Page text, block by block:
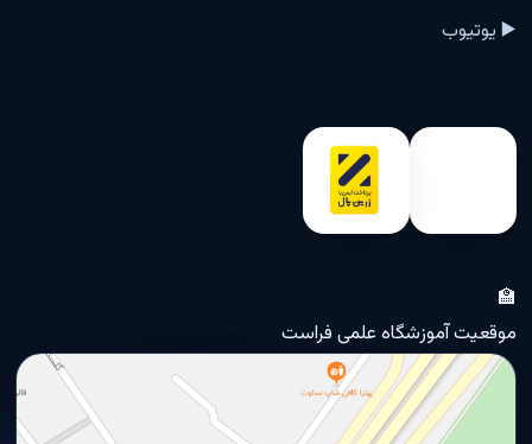
▶️ یوتیوب
🏫
موقعیت آموزشگاه علمی فراست